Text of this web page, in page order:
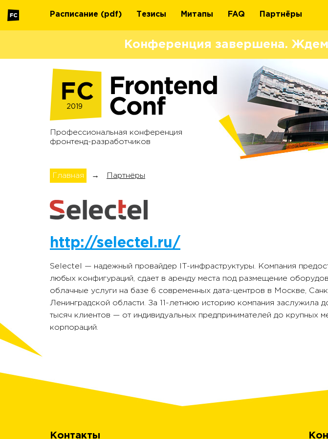
Расписание (pdf) Тезисы Митапы FAQ Партнёры
Конференция завершена. Ждем
2019
Профессиональная конференция
фронтенд-разработчиков
Главная → Партнёры
http://selectel.ru/
Selectel — надежный провайдер IT-инфраструктуры. Компания
любых конфигураций, сдает в аренду места под размещение
облачные услуги на базе 6 современных дата-центров в Москве,
Ленинградской области. За 11-летнюю историю компания заслужила
тысяч клиентов — от индивидуальных предпринимателей до крупных
корпораций.
Контакты